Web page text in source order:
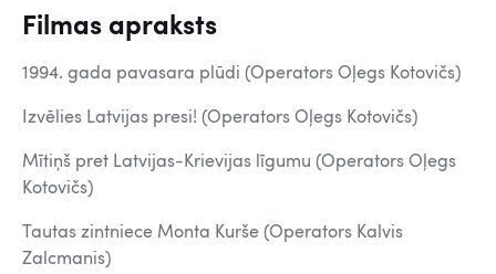
Filmas apraksts
1994. gada pavasara plūdi (Operators Oļegs Kotovičs)
Izvēlies Latvijas presi! (Operators Oļegs Kotovičs)
Mītiņš pret Latvijas-Krievijas līgumu (Operators Oļegs
Kotovičs)
Tautas zintniece Monta Kurše (Operators Kalvis
Zalcmanis)